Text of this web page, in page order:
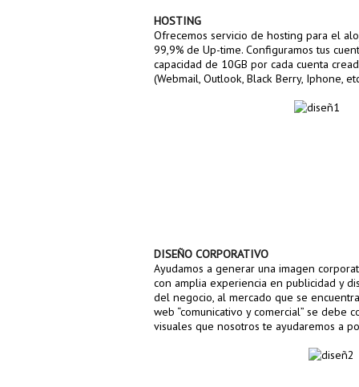
HOSTING
Ofrecemos servicio de hosting para el
99,9% de Up-time. Configuramos tus
capacidad de 10GB por cada cuenta
(Webmail, Outlook, Black Berry, Iphone,
DISEÑO CORPORATIVO
Ayudamos a generar una imagen
con amplia experiencia en publicidad y
del negocio, al mercado que se
web “comunicativo y comercial” se debe
visuales que nosotros te ayudaremos a